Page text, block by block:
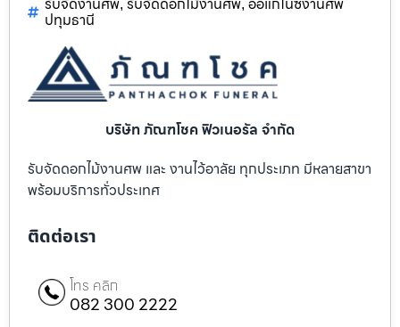
, ,
ปทุมธานี
บริษัท ภัณฑโชค ฟิวเนอรัล จำกัด
รับจัดดอกไม้งานศพ และ งานไว้อาลัย ทุกประเภท มีหลายสาขา
พร้อมบริการทั่วประเทศ
ติดต่อเรา
โทร คลิก
082 300 2222